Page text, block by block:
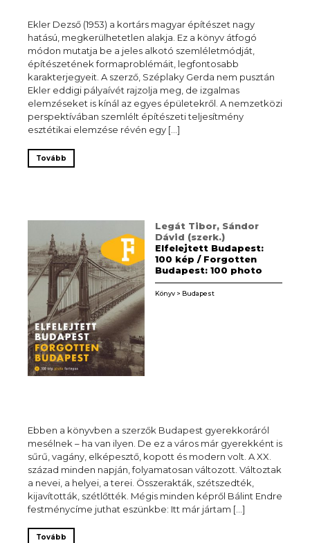
Ekler Dezső (1953) a kortárs magyar építészet nagy
hatású, megkerülhetetlen alakja. Ez a könyv átfogó
módon mutatja be a jeles alkotó szemléletmódját,
építészetének formaproblémáit, legfontosabb
karakterjegyeit. A szerző, Széplaky Gerda nem pusztán
Ekler eddigi pályaívét rajzolja meg, de izgalmas
elemzéseket is kínál az egyes épületekről. A nemzetközi
perspektívában szemlélt építészeti teljesítmény
esztétikai elemzése révén egy […]
Tovább
Legát Tibor, Sándor
Dávid (szerk.)
Elfelejtett Budapest:
100 kép / Forgotten
Budapest: 100 photo
Könyv > Budapest
Ebben a könyvben a szerzők Budapest gyerekkoráról
mesélnek – ha van ilyen. De ez a város már gyerekként is
sűrű, vagány, elképesztő, kopott és modern volt. A XX.
század minden napján, folyamatosan változott. Változtak
a nevei, a helyei, a terei. Összerakták, szétszedték,
kijavították, szétlőtték. Mégis minden képről Bálint Endre
festménycíme juthat eszünkbe: Itt már jártam […]
Tovább